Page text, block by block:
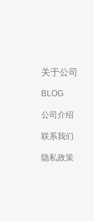
关于公司
BLOG
公司介绍
联系我们
隐私政策